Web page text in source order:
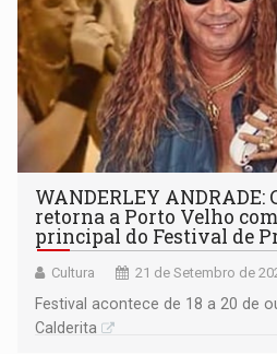
WANDERLEY ANDRADE:
retorna a Porto Velho
principal do Festival de
Cultura 21 de Setembro de
Festival acontece de 18 a 20 de
Calderita